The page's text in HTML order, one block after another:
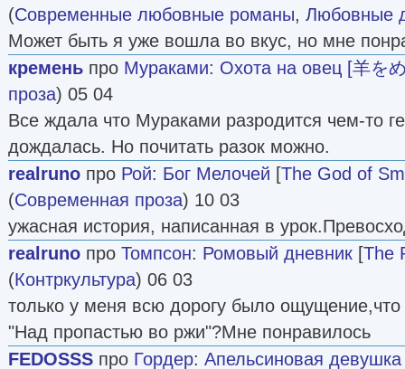
(Современные любовные романы, Любовные
Может быть я уже вошла во вкус, но мне
кремень про Мураками: Охота на овец [羊を
проза) 05 04
Все ждала что Мураками разродится чем-то
дождалась. Но почитать разок можно.
realruno про Рой: Бог Мелочей [The God of
(Современная проза) 10 03
ужасная история, написанная в
realruno про Томпсон: Ромовый дневник [The
(Контркультура) 06 03
только у меня всю дорогу было
"Над пропастью во ржи"?Мне понравилось
FEDOSSS про Гордер: Апельсиновая девушка